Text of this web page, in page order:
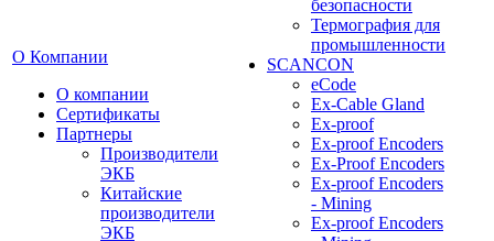
О Компании
О компании
Сертификаты
Партнеры
Производители
ЭКБ
Китайские
производители
ЭКБ
безопасности
Термография для
промышленности
SCANCON
eCode
Ex-Cable Gland
Ex-proof
Ex-proof Encoders
Ex-Proof Encoders
Ex-proof Encoders
- Mining
Ex-proof Encoders